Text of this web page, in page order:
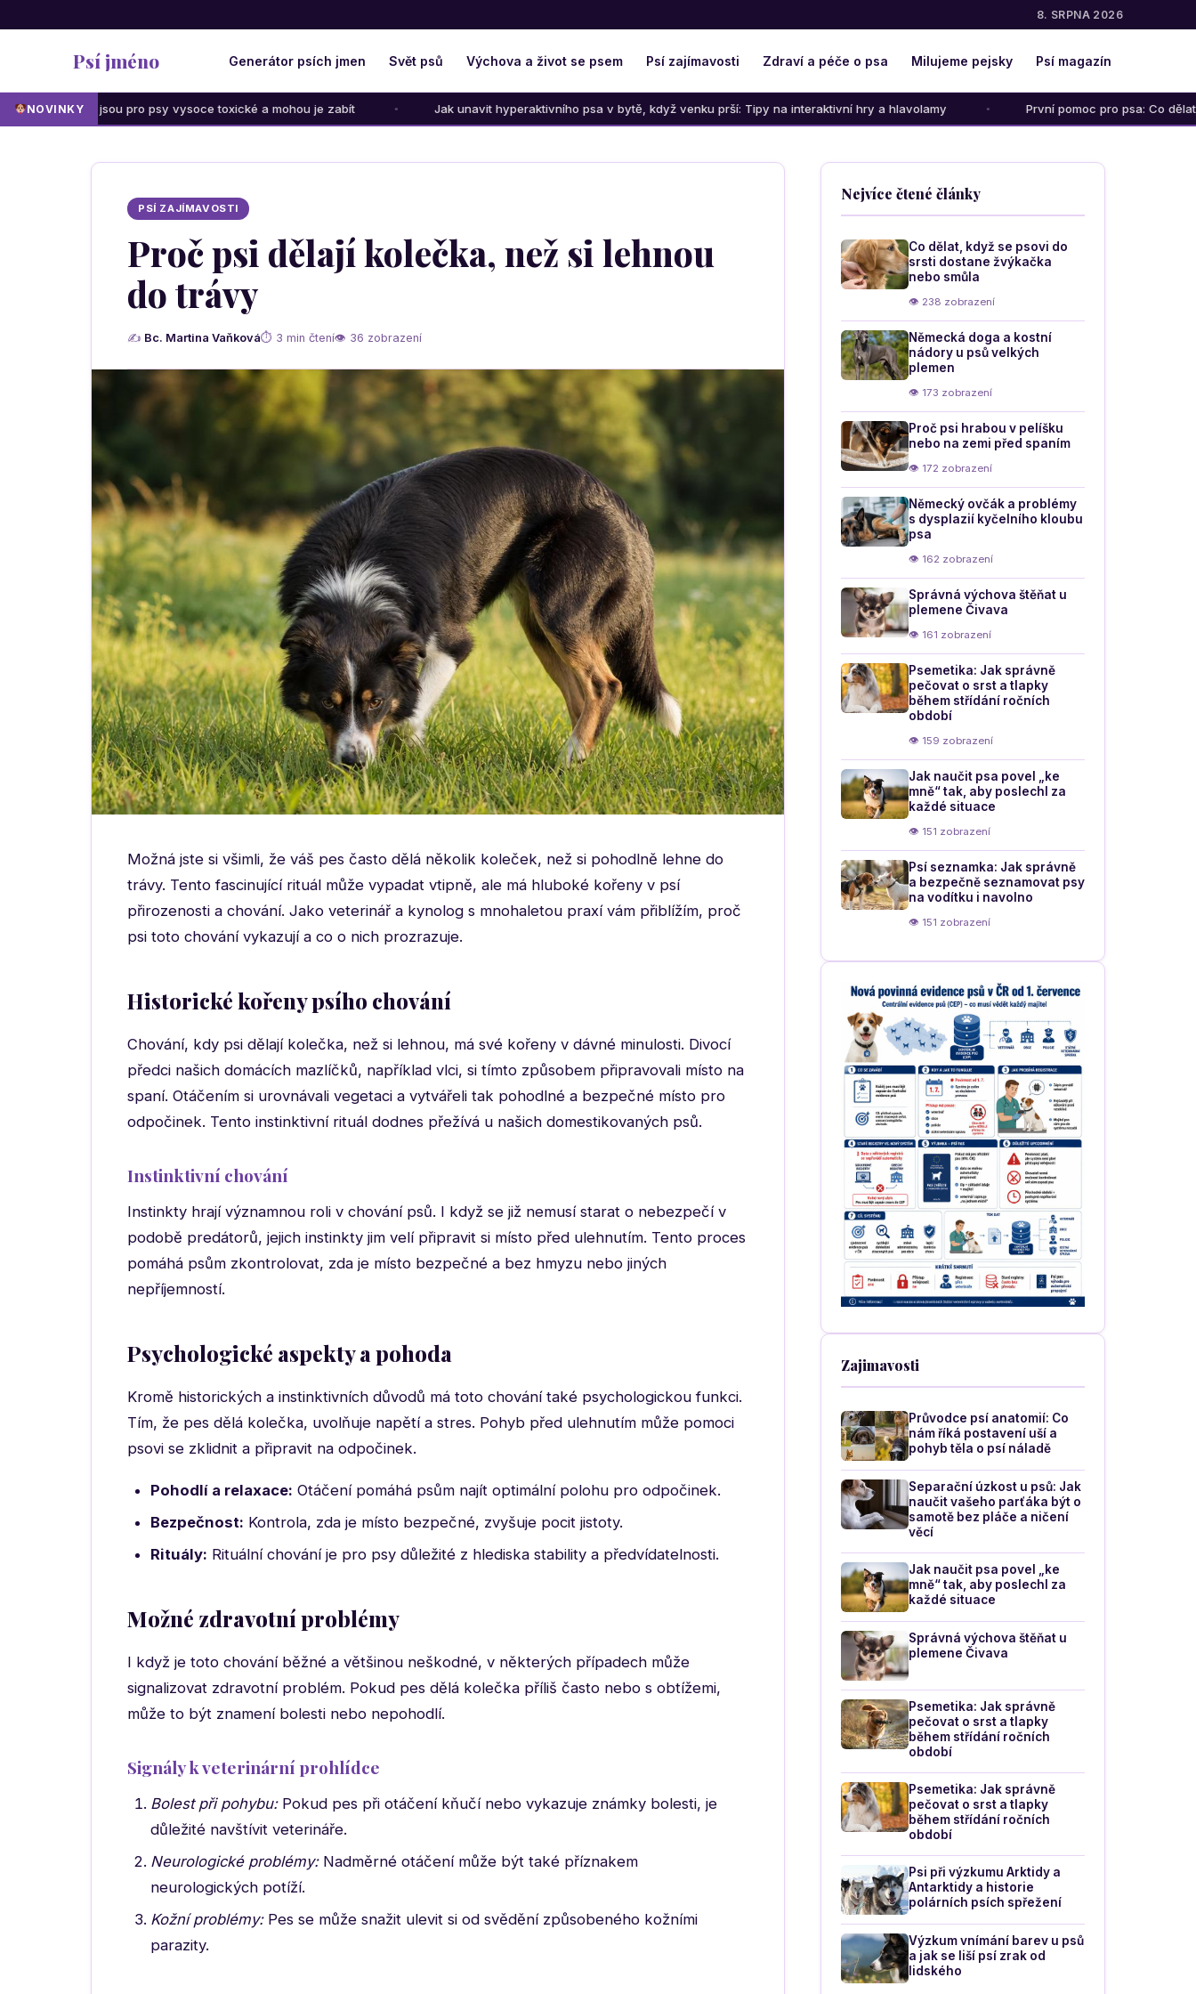
8. SRPNA 2026
Psí jméno Generátor psích jmen Svět psů Výchova a život se psem Psí zajímavosti Zdraví a péče o psa Milujeme pejsky Psí magazín
NOVINKY
jsou pro psy vysoce toxické a mohou je zabít Jak unavit hyperaktivního psa v bytě, když venku prší: Tipy na interaktivní hry a hlavolamy První pomoc pro psa: Co dělat při otravě,
PSÍ ZAJÍMAVOSTI
Proč psi dělají kolečka, než si lehnou
do trávy
✍ Bc. Martina Vaňková⏱ 3 min čtení👁 36 zobrazení
Možná jste si všimli, že váš pes často dělá několik koleček, než si pohodlně lehne do
trávy. Tento fascinující rituál může vypadat vtipně, ale má hluboké kořeny v psí
přirozenosti a chování. Jako veterinář a kynolog s mnohaletou praxí vám přiblížím, proč
psi toto chování vykazují a co o nich prozrazuje.
Historické kořeny psího chování
Chování, kdy psi dělají kolečka, než si lehnou, má své kořeny v dávné minulosti. Divocí
předci našich domácích mazlíčků, například vlci, si tímto způsobem připravovali místo na
spaní. Otáčením si urovnávali vegetaci a vytvářeli tak pohodlné a bezpečné místo pro
odpočinek. Tento instinktivní rituál dodnes přežívá u našich domestikovaných psů.
Instinktivní chování
Instinkty hrají významnou roli v chování psů. I když se již nemusí starat o nebezpečí v
podobě predátorů, jejich instinkty jim velí připravit si místo před ulehnutím. Tento proces
pomáhá psům zkontrolovat, zda je místo bezpečné a bez hmyzu nebo jiných
nepříjemností.
Psychologické aspekty a pohoda
Kromě historických a instinktivních důvodů má toto chování také psychologickou funkci.
Tím, že pes dělá kolečka, uvolňuje napětí a stres. Pohyb před ulehnutím může pomoci
psovi se zklidnit a připravit na odpočinek.
Pohodlí a relaxace: Otáčení pomáhá psům najít optimální polohu pro odpočinek.
Bezpečnost: Kontrola, zda je místo bezpečné, zvyšuje pocit jistoty.
Rituály: Rituální chování je pro psy důležité z hlediska stability a předvídatelnosti.
Možné zdravotní problémy
I když je toto chování běžné a většinou neškodné, v některých případech může
signalizovat zdravotní problém. Pokud pes dělá kolečka příliš často nebo s obtížemi,
může to být znamení bolesti nebo nepohodlí.
Signály k veterinární prohlídce
Bolest při pohybu:Pokud pes při otáčení kňučí nebo vykazuje známky bolesti, je
důležité navštívit veterináře.
Neurologické problémy:Nadměrné otáčení může být také příznakem
neurologických potíží.
Kožní problémy:Pes se může snažit ulevit si od svědění způsobeného kožními
parazity.
Nejvíce čtené články
Co dělat, když se psovi do
srsti dostane žvýkačka
nebo smůla
👁 238 zobrazení
Německá doga a kostní
nádory u psů velkých
plemen
👁 173 zobrazení
Proč psi hrabou v pelíšku
nebo na zemi před spaním
👁 172 zobrazení
Německý ovčák a problémy
s dysplazií kyčelního kloubu
psa
👁 162 zobrazení
Správná výchova štěňat u
plemene Čivava
👁 161 zobrazení
Psemetika: Jak správně
pečovat o srst a tlapky
během střídání ročních
období
👁 159 zobrazení
Jak naučit psa povel „ke
mně“ tak, aby poslechl za
každé situace
👁 151 zobrazení
Psí seznamka: Jak správně
a bezpečně seznamovat psy
na vodítku i navolno
👁 151 zobrazení
Zajimavosti
Průvodce psí anatomií: Co
nám říká postavení uší a
pohyb těla o psí náladě
Separační úzkost u psů: Jak
naučit vašeho parťáka být o
samotě bez pláče a ničení
věcí
Jak naučit psa povel „ke
mně“ tak, aby poslechl za
každé situace
Správná výchova štěňat u
plemene Čivava
Psemetika: Jak správně
pečovat o srst a tlapky
během střídání ročních
období
Psemetika: Jak správně
pečovat o srst a tlapky
během střídání ročních
období
Psi při výzkumu Arktidy a
Antarktidy a historie
polárních psích spřežení
Výzkum vnímání barev u psů
a jak se liší psí zrak od
lidského